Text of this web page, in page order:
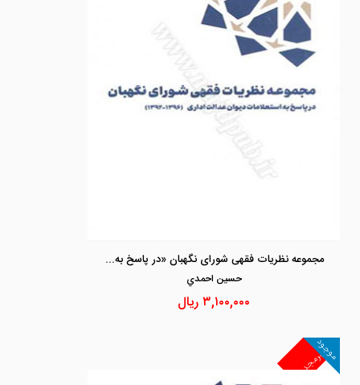
مجموعه نظریات فقهی شورای نگهبان «در پاسخ به استعلامات دیوان عدالت اداری 1396-1392»
حسين احمدي
۳,۱۰۰,۰۰۰ریال
غیرمجد
موجود